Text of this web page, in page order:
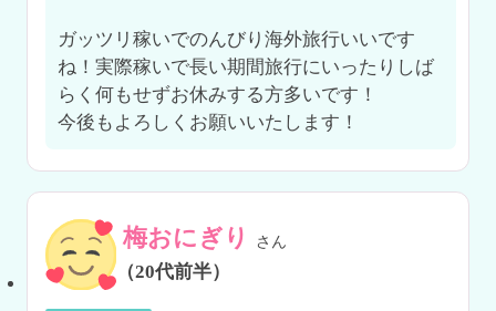
ガッツリ稼いでのんびり海外旅行いいです
ね！実際稼いで長い期間旅行にいったりしば
らく何もせずお休みする方多いです！
今後もよろしくお願いいたします！
梅おにぎり さん
（20代前半）